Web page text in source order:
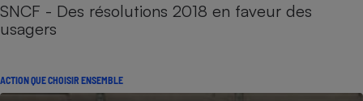
SNCF - Des résolutions 2018 en faveur des
usagers
ACTION QUE CHOISIR ENSEMBLE